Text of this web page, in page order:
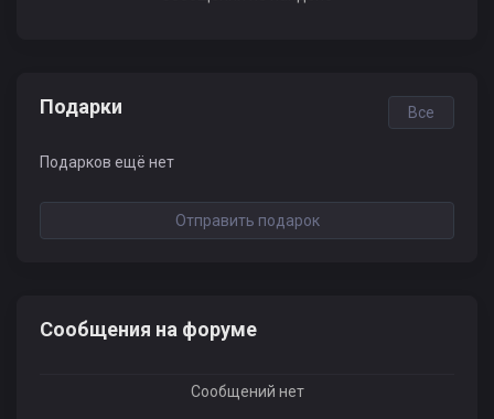
Подарки Все
Подарков ещё нет
Отправить подарок
Сообщения на форуме
Сообщений нет